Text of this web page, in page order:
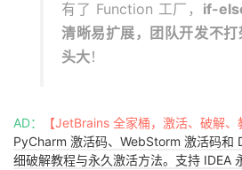
有了 Function 工厂， if-
清晰易扩展，团队开发不
头大！
AD： 【JetBrains 全家桶，激活、破解、
PyCharm 激活码、WebStorm 激活码和
细破解教程与永久激活方法。支持 IDEA